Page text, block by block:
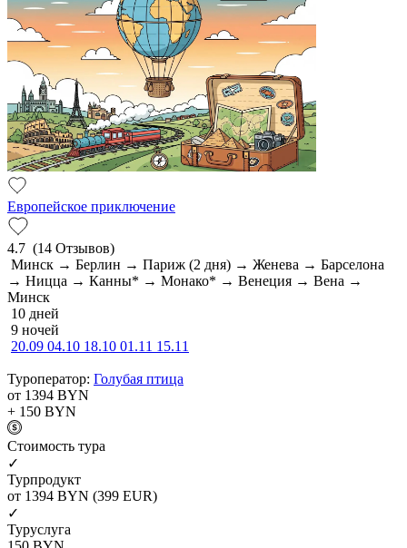
Европейское приключение
4.7 (14 Отзывов)
Минск → Берлин → Париж (2 дня) → Женева → Барселона
→ Ницца → Канны* → Монако* → Венеция → Вена →
Минск
10 дней
9 ночей
20.09 04.10 18.10 01.11 15.11
Туроператор: Голубая птица
от 1394 BYN
+ 150 BYN
Cтоимость тура
✓
Турпродукт
от 1394 BYN (399 EUR)
✓
Туруслуга